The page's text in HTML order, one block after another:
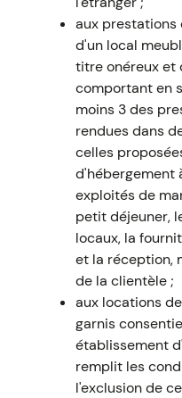
aux prestations
d'un local
titre onéreux et
comportant en
moins 3 des
rendues dans
celles
d'hébergement
exploités de
petit déjeuner,
locaux, la
et la réception,
de la clientèle ;
aux locations
garnis
établissement
remplit les
l'exclusion de